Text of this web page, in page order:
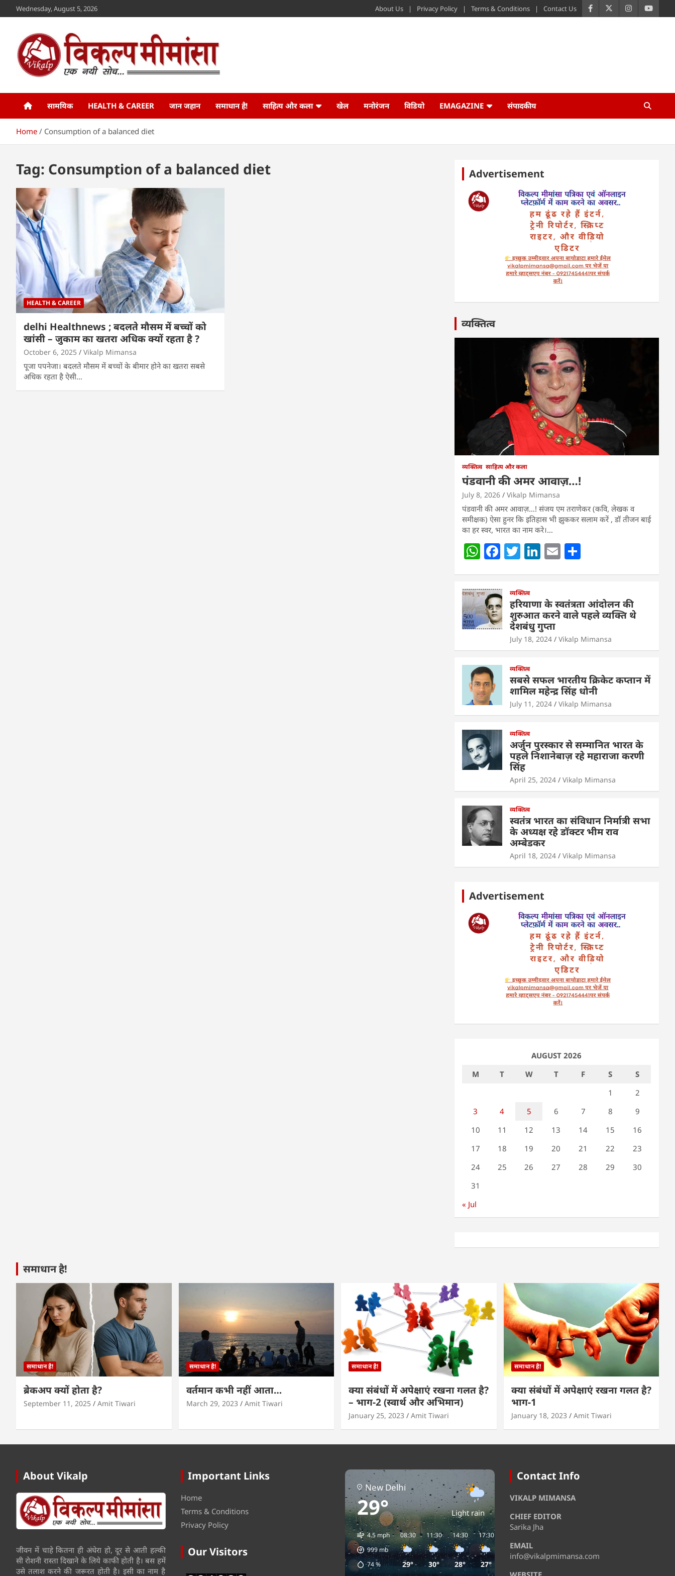
to
Wednesday, August 5, 2026 About Us Privacy Policy Terms & Conditions Contact Us
Vikalp Mimansa
सामयिक HEALTH & CAREER जान जहान समाधान है! साहित्य और कला खेल मनोरंजन विडियो EMAGAZINE संपादकीय
Home Consumption of a balanced diet
Tag: Consumption of a balanced diet
HEALTH & CAREER
delhi Healthnews ; बदलते मौसम में बच्चों को
खांसी – जुकाम का खतरा अधिक क्यों रहता है ?
October 6, 2025 Vikalp Mimansa
पूजा पपनेजा। बदलते मौसम में बच्चों के बीमार होने का खतरा सबसे
अधिक रहता है ऐसी…
Advertisement
व्यक्तित्व
व्यक्तित्व साहित्य और कला
पंडवानी की अमर आवाज़…!
July 8, 2026 Vikalp Mimansa
पंडवानी की अमर आवाज़…! संजय एम तराणेकर (कवि, लेखक व
समीक्षक) ऐसा हुनर कि इतिहास भी झुककर सलाम करें , डॉ तीजन बाई
का हर स्वर, भारत का नाम करे।…
W
h
s
A
p
p
F
a
e
b
o
o
k
T
w
er
Li
n
e
dI
n
E
m
l e
व्यक्तित्व
हरियाणा के स्वतंत्रता आंदोलन की
शुरुआत करने वाले पहले व्यक्ति थे
देशबंधु गुप्ता
July 18, 2024 Vikalp Mimansa
व्यक्तित्व
सबसे सफल भारतीय क्रिकेट कप्तान में
शामिल महेन्द्र सिंह धोनी
July 11, 2024 Vikalp Mimansa
व्यक्तित्व
अर्जुन पुरस्कार से सम्मानित भारत के
पहले निशानेबाज़ रहे महाराजा करणी
सिंह
April 25, 2024 Vikalp Mimansa
व्यक्तित्व
स्वतंत्र भारत का संविधान निर्मात्री सभा
के अध्यक्ष रहे डॉक्टर भीम राव
अम्बेडकर
April 18, 2024 Vikalp Mimansa
Advertisement
AUGUST 2026
M
T W T F S
S
1
2
3
4 5 6 7 8
9
10
11 12 13 14 15
16
17
18 19 20 21 22
23
24
25 26 27 28 29
30
31
« Jul
समाधान है!
समाधान है!
ब्रेकअप क्यों होता है?
September 11, 2025 Amit Tiwari
समाधान है!
वर्तमान कभी नहीं आता…
March 29, 2023 Amit Tiwari
समाधान है!
क्या संबंधों में अपेक्षाएं रखना गलत है?
– भाग-2 (स्वार्थ और अभिमान)
January 25, 2023 Amit Tiwari
समाधान है!
क्या संबंधों में अपेक्षाएं रखना गलत है?
भाग-1
January 18, 2023 Amit Tiwari
About Vikalp
जीवन में चाहे कितना ही अंधेरा हो, दूर से आती हल्की
सी रोशनी रास्ता दिखाने के लिये काफी होती है। बस हमें
उसे तलाश करने की जरूरत होती है। इसी का नाम है
Important Links
Home
Terms & Conditions
Privacy Policy
Our Visitors
New Delhi
29° Light rain
4.5 mph
999mb
74%
08:30
29°
11:30
30°
14:30
28°
17:30
27°
Contact Info
VIKALP MIMANSA
CHIEF EDITOR
Sarika Jha
EMAIL
info@vikalpmimansa.com